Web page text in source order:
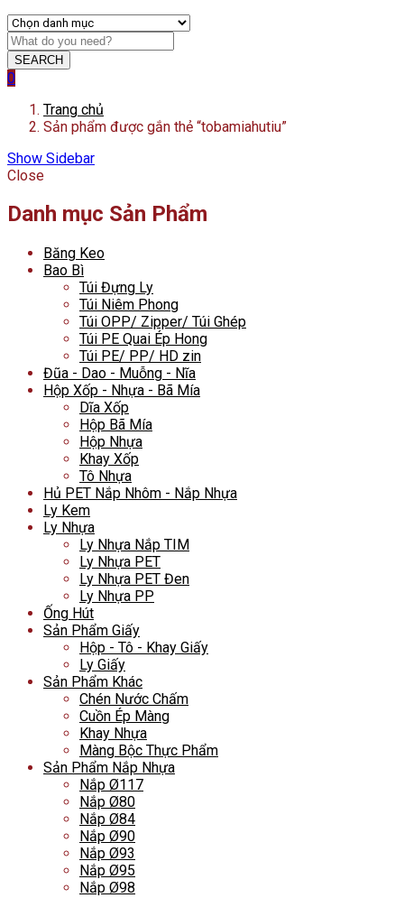
SEARCH
0
Trang chủ
Sản phẩm được gắn thẻ “tobamiahutiu”
Show Sidebar
Close
Danh mục Sản Phẩm
Băng Keo
Bao Bì
Túi Đựng Ly
Túi Niêm Phong
Túi OPP/ Zipper/ Túi Ghép
Túi PE Quai Ép Hong
Túi PE/ PP/ HD zin
Đũa - Dao - Muỗng - Nĩa
Hộp Xốp - Nhựa - Bã Mía
Dĩa Xốp
Hộp Bã Mía
Hộp Nhựa
Khay Xốp
Tô Nhựa
Hủ PET Nắp Nhôm - Nắp Nhựa
Ly Kem
Ly Nhựa
Ly Nhựa Nắp TIM
Ly Nhựa PET
Ly Nhựa PET Đen
Ly Nhựa PP
Ống Hút
Sản Phẩm Giấy
Hộp - Tô - Khay Giấy
Ly Giấy
Sản Phẩm Khác
Chén Nước Chấm
Cuồn Ép Màng
Khay Nhựa
Màng Bộc Thực Phẩm
Sản Phẩm Nắp Nhựa
Nắp Ø117
Nắp Ø80
Nắp Ø84
Nắp Ø90
Nắp Ø93
Nắp Ø95
Nắp Ø98